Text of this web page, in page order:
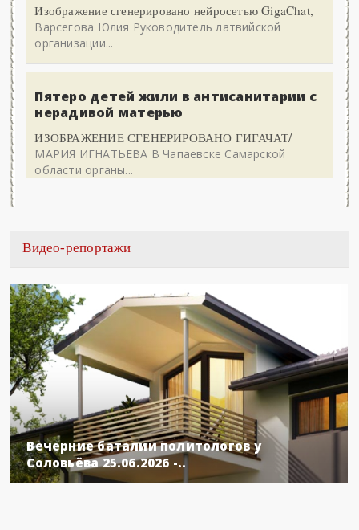
Изображение сгенерировано нейросетью GigaChat,
Варсегова Юлия Руководитель латвийской
организации...
Пятеро детей жили в антисанитарии с
нерадивой матерью
ИЗОБРАЖЕНИЕ СГЕНЕРИРОВАНО ГИГАЧАТ/
МАРИЯ ИГНАТЬЕВА В Чапаевске Самарской
области органы...
Видео-репортажи
Вечерние баталии политологов у
Соловьёва 25.06.2026 -..